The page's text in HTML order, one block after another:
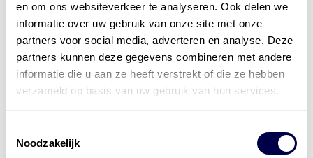
en om ons websiteverkeer te analyseren. Ook delen we
informatie over uw gebruik van onze site met onze
partners voor social media, adverteren en analyse. Deze
partners kunnen deze gegevens combineren met andere
informatie die u aan ze heeft verstrekt of die ze hebben
verzameld op basis van uw gebruik van hun services.
Noodzakelijk
Levert complete